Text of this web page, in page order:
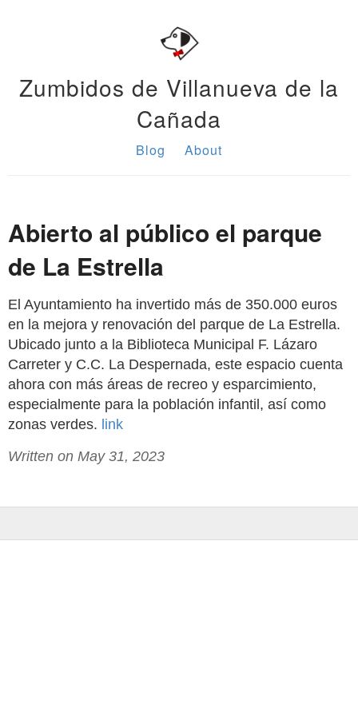
Zumbidos de Villanueva de la
Cañada
Blog About
Abierto al público el parque
de La Estrella
El Ayuntamiento ha invertido más de 350.000 euros
en la mejora y renovación del parque de La Estrella.
Ubicado junto a la Biblioteca Municipal F. Lázaro
Carreter y C.C. La Despernada, este espacio cuenta
ahora con más áreas de recreo y esparcimiento,
especialmente para la población infantil, así como
zonas verdes. link
Written on May 31, 2023